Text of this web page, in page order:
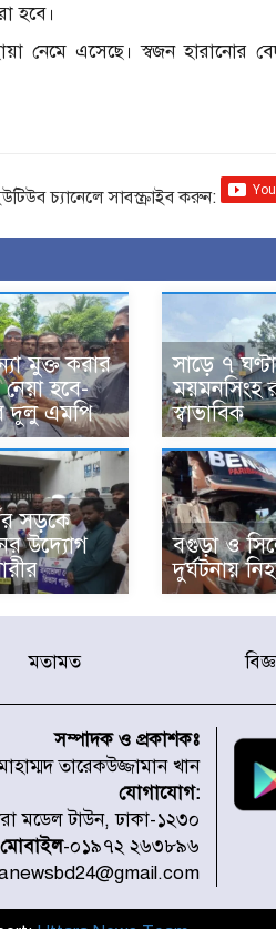
হবে।
নেমে এসেছে। স্বজন হারানোর
চ্যানেলে সাবস্ক্রাইব করুন:
মুক্ত করার
হবে-
দুলু এমপি
সাড়ে ৭
ময়মনসিংহ
স্বাভাবিক
সড়কে
উদ্যোগ
বগুড়া ও
দুর্ঘটনায়
মতামত
সম্পাদক ও প্রকাশকঃ
তারেকউজ্জামান খান
যোগাযোগ:
মডেল টাউন, ঢাকা-১২৩০
মোবাইল-০১৯৭২ ২৬৩৮৯৬